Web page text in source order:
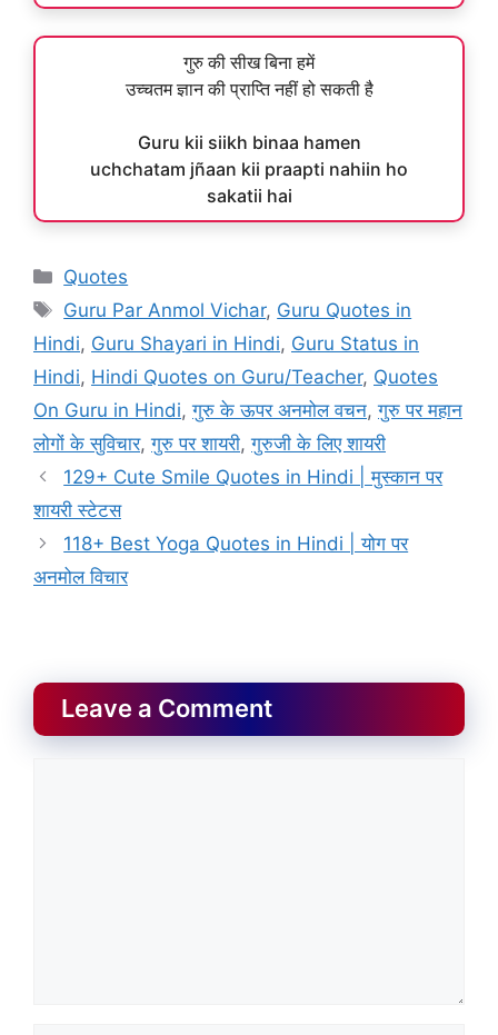
गुरु की सीख बिना हमें
उच्चतम ज्ञान की प्राप्ति नहीं हो सकती है
Guru kii siikh binaa hamen
uchchatam jñaan kii praapti nahiin ho
sakatii hai
Categories
Quotes
Tags
Guru Par Anmol Vichar, Guru Quotes in
Hindi, Guru Shayari in Hindi, Guru Status in
Hindi, Hindi Quotes on Guru/Teacher, Quotes
On Guru in Hindi,गुरु के ऊपर अनमोल वचन,गुरु पर महान
लोगों के सुविचार,गुरु पर शायरी,गुरुजी के लिए शायरी
129+ Cute Smile Quotes in Hindi | मुस्कान पर
शायरी स्टेटस
118+ Best Yoga Quotes in Hindi | योग पर
अनमोल विचार
Leave a Comment